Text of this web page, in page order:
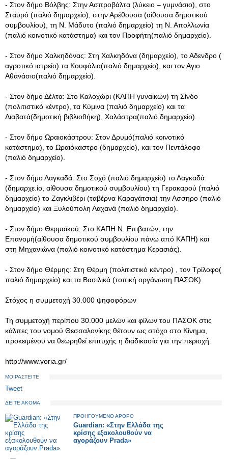
- Στον δήμο Βόλβης: Στην Ασπροβάλτα (λύκειο – γυμνάσιο), στο
Σταυρό (παλιό δημαρχείο), στην Αρέθουσα (αίθουσα δημοτικού
συμβουλίου), τη Ν. Μάδυτο (παλιό δημαρχείο) τη Ν. Απολλωνία
(παλιό κοινοτικό κατάστημα) και τον Προφήτη(παλιό δημαρχείο).
- Στον δήμο Χαλκηδόνας: Στη Χαλκηδόνα (δημαρχείο), το Αδενδρο (
αγροτικό ιατρείο) τα Κουφάλια(παλιό δημαρχείο), και τον Αγιο
Αθανάσιο(παλιό δημαρχείο).
- Στον δήμο Δέλτα: Στο Καλοχώρι (ΚΑΠΗ γυναικών) τη Σίνδο
(πολιτιστικό κέντρο), τα Κύμινα (παλιό δημαρχείο) και τα
Διαβατά(δημοτική βιβλιοθήκη), Χαλάστρα(παλιό δημαρχείο).
- Στον δήμο Ωραιοκάστρου: Στον Δρυμό(παλιό κοινοτικό
κατάστημα), το Ωραιόκαστρο (δημαρχείο), και τον Πεντάλοφο
(παλιό δημαρχείο).
- Στον δήμο Λαγκαδά: Στο Σοχό (παλιό δημαρχείο) το Λαγκαδά
(δημαρχε.ίο, αίθουσα δημοτικού συμβουλίου) τη Γερακαρού (παλιό
δημαρχείο) το Ζαγκλιβέρι (ταβέρνα Καραγάτσια) την Ασσηρο (παλιό
δημαρχείο) και Ξυλούπολη Λαχανά (παλιό δημαρχείο).
- Στον δήμο Θερμαϊκού: Στο ΚΑΠΗ Ν. Επιβατών, την
Επανομή(αίθουσα δημοτικού συμβουλίου πάνω από ΚΑΠΗ) και
στη Μηχανιώνα (παλιό κοινοτικό κατάστημα Κερασιάς).
- Στον δήμο Θέρμης: Στη Θέρμη (πολιτιστικό κέντρο) , τον Τρίλοφο(
παλιό δημαρχείο) και τα Βασιλικά (τοπική οργάνωση ΠΑΣΟΚ).
Στόχος η συμμετοχή 30.000 ψηφοφόρων
Τη συμμετοχή περίπου 30.000 μελών και φίλων του ΠΑΣΟΚ στις
κάλπες του νομού Θεσσαλονίκης θέτουν ως στόχο στο Κίνημα,
προκειμένου να θεωρηθεί επιτυχής η διαδικασία για την περιοχή.
http://www.voria.gr/
ΜΟΙΡΑΣΤΕΙΤΕ
Tweet
ΔΕΙΤΕ ΑΚΟΜΑ
ΠΡΟΗΓΟΥΜΕΝΟ ΑΡΘΡΟ
Guardian: «Στην Ελλάδα της
κρίσης εξακολουθούν να
αγοράζουν Prada»